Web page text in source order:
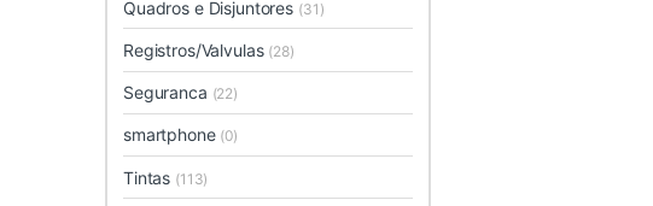
Quadros e Disjuntores (31)
Registros/Valvulas (28)
Seguranca (22)
smartphone (0)
Tintas (113)